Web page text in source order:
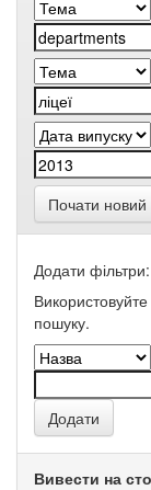
Почати
Додати фільтри:
пошуку.
Вивести на